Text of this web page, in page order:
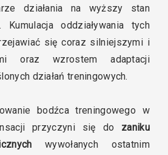
działania na wyższy stan
Kumulacja oddziaływania tych
się coraz silniejszymi i
oraz wzrostem adaptacji
działań treningowych.
bodźca treningowego w
przyczyni się do zaniku
wywołanych ostatnim